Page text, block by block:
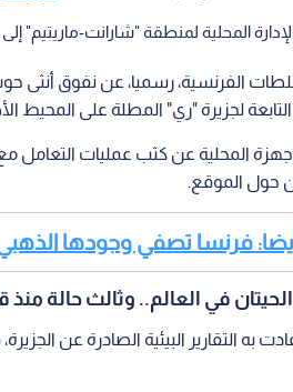
المحلية لمنطقة "شارانت-ماريتيم"
الفرنسية، رسميا، عن نفوق أنثى
لجزيرة "ري" المطلة على المحيط
المحلية عن كثب عمليات
حول الموقع.
فرنسا تصفي وجودها الذهبي
الحيتان في العالم.. وثالث حالة منذ
به التقارير البيئية الصادرة عن